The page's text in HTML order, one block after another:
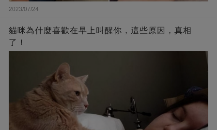
2023/07/24
貓咪為什麼喜歡在早上叫醒你，這些原因，真相
了！